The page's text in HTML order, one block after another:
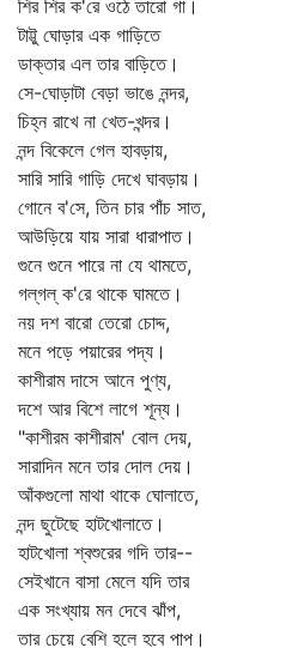
শির শির ক'রে ওঠে তারো গা।
টাট্টু ঘোড়ার এক গাড়িতে
ডাক্তার এল তার বাড়িতে।
সে-ঘোড়াটা বেড়া ভাঙে নন্দর,
চিহ্ন রাখে না খেত-খন্দর।
নন্দ বিকেলে গেল হাবড়ায়,
সারি সারি গাড়ি দেখে ঘাবড়ায়।
গোনে ব'সে, তিন চার পাঁচ সাত,
আউড়িয়ে যায় সারা ধারাপাত।
গুনে গুনে পারে না যে থামতে,
গল্‌গল্‌ ক'রে থাকে ঘামতে।
নয় দশ বারো তেরো চোদ্দ,
মনে পড়ে পয়ারের পদ্য।
কাশীরাম দাসে আনে পুণ্য,
দশে আর বিশে লাগে শূন্য।
"কাশীরম কাশীরাম' বোল দেয়,
সারাদিন মনে তার দোল দেয়।
আঁকগুলো মাথা থাকে ঘোলাতে,
নন্দ ছুটেছে হাটখোলাতে।
হাটখোলা শ্বশুরের গদি তার--
সেইখানে বাসা মেলে যদি তার
এক সংখ্যায় মন দেবে ঝাঁপ,
তার চেয়ে বেশি হলে হবে পাপ।